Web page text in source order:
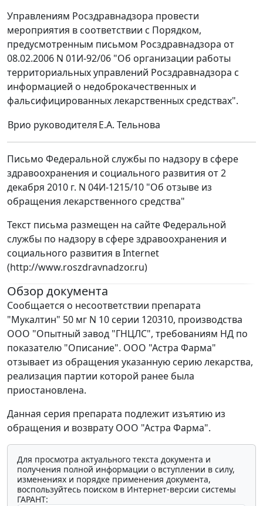
Управлениям Росздравнадзора провести
мероприятия в соответствии с Порядком,
предусмотренным письмом Росздравнадзора от
08.02.2006 N 01И-92/06 "Об организации работы
территориальных управлений Росздравнадзора с
информацией о недоброкачественных и
фальсифицированных лекарственных средствах".
Врио руководителяЕ.А. Тельнова
Письмо Федеральной службы по надзору в сфере
здравоохранения и социального развития от 2
декабря 2010 г. N 04И-1215/10 "Об отзыве из
обращения лекарственного средства"
Текст письма размещен на сайте Федеральной
службы по надзору в сфере здравоохранения и
социального развития в Internet
(http://www.roszdravnadzor.ru)
Обзор документа
Сообщается о несоответствии препарата
"Мукалтин" 50 мг N 10 серии 120310, производства
ООО "Опытный завод "ГНЦЛС", требованиям НД по
показателю "Описание". ООО "Астра Фарма"
отзывает из обращения указанную серию лекарства,
реализация партии которой ранее была
приостановлена.
Данная серия препарата подлежит изъятию из
обращения и возврату ООО "Астра Фарма".
Для просмотра актуального текста документа и
получения полной информации о вступлении в силу,
изменениях и порядке применения документа,
воспользуйтесь поиском в Интернет-версии системы
ГАРАНТ: